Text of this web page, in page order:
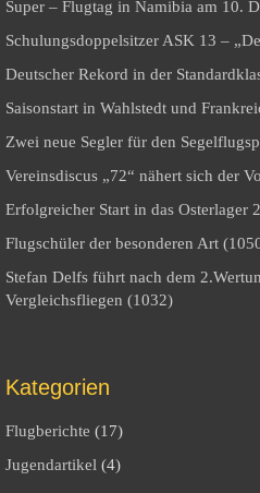
Super – Flugtag in Namibia am 10.
Schulungsdoppelsitzer ASK 13 –
Deutscher Rekord in der
Saisonstart in Wahlstedt und
Zwei neue Segler für den
Vereinsdiscus „72“ nähert sich der
Erfolgreicher Start in das Osterlager
Flugschüler der besonderen Art
Stefan Delfs führt nach dem
Vergleichsfliegen (1032)
Kategorien
Flugberichte (17)
Jugendartikel (4)